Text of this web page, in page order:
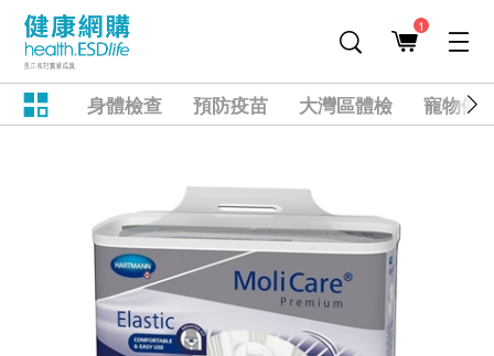
1
身體檢查 預防疫苗 大灣區體檢 寵物健